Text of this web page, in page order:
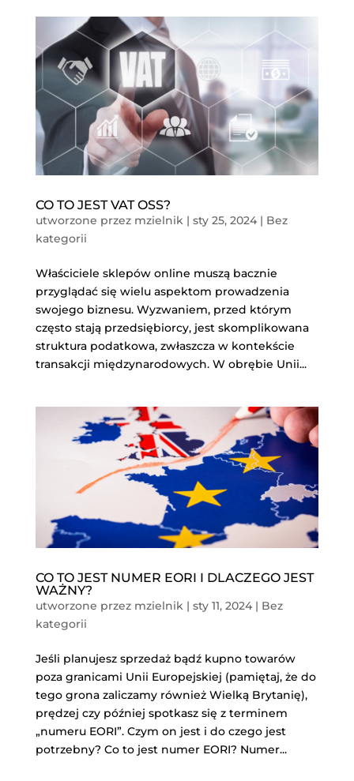
CO TO JEST VAT OSS?
utworzone przez mzielnik| sty 25, 2024| Bez
kategorii
Właściciele sklepów online muszą bacznie
przyglądać się wielu aspektom prowadzenia
swojego biznesu. Wyzwaniem, przed którym
często stają przedsiębiorcy, jest skomplikowana
struktura podatkowa, zwłaszcza w kontekście
transakcji międzynarodowych. W obrębie Unii...
CO TO JEST NUMER EORI I DLACZEGO JEST
WAŻNY?
utworzone przez mzielnik| sty 11, 2024| Bez
kategorii
Jeśli planujesz sprzedaż bądź kupno towarów
poza granicami Unii Europejskiej (pamiętaj, że do
tego grona zaliczamy również Wielką Brytanię),
prędzej czy później spotkasz się z terminem
„numeru EORI”. Czym on jest i do czego jest
potrzebny? Co to jest numer EORI? Numer...